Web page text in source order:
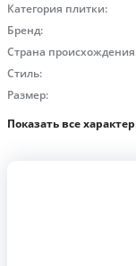
Категория плитки:
Бренд:
Страна
Стиль:
Размер:
Показать все